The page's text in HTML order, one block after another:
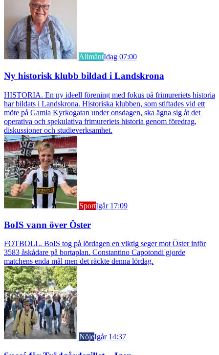
AllmäntIdag 07:00
Ny historisk klubb bildad i Landskrona
HISTORIA. En ny ideell förening med fokus på frimureriets historia
har bildats i Landskrona. Historiska klubben, som stiftades vid ett
möte på Gamla Kyrkogatan under onsdagen, ska ägna sig åt det
operativa och spekulativa frimureriets historia genom föredrag,
diskussioner och studieverksamhet.
SportIgår 17:09
BoIS vann över Öster
FOTBOLL. BoIS tog på lördagen en viktig seger mot Öster inför
3583 åskådare på bortaplan. Constantino Capotondi gjorde
matchens enda mål men det räckte denna lördag.
NöjeIgår 14:37